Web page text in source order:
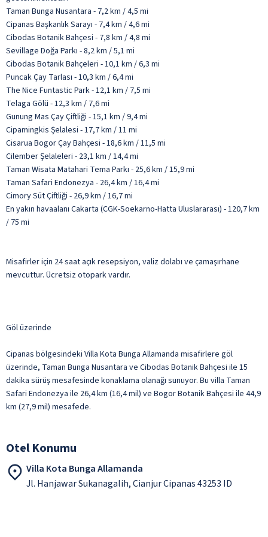
Taman Bunga Nusantara - 7,2 km / 4,5 mi
Cipanas Başkanlık Sarayı - 7,4 km / 4,6 mi
Cibodas Botanik Bahçesi - 7,8 km / 4,8 mi
Sevillage Doğa Parkı - 8,2 km / 5,1 mi
Cibodas Botanik Bahçeleri - 10,1 km / 6,3 mi
Puncak Çay Tarlası - 10,3 km / 6,4 mi
The Nice Funtastic Park - 12,1 km / 7,5 mi
Telaga Gölü - 12,3 km / 7,6 mi
Gunung Mas Çay Çiftliği - 15,1 km / 9,4 mi
Cipamingkis Şelalesi - 17,7 km / 11 mi
Cisarua Bogor Çay Bahçesi - 18,6 km / 11,5 mi
Cilember Şelaleleri - 23,1 km / 14,4 mi
Taman Wisata Matahari Tema Parkı - 25,6 km / 15,9 mi
Taman Safari Endonezya - 26,4 km / 16,4 mi
Cimory Süt Çiftliği - 26,9 km / 16,7 mi
En yakın havaalanı Cakarta (CGK-Soekarno-Hatta Uluslararası) - 120,7 km
/ 75 mi
Misafirler için 24 saat açık resepsiyon, valiz dolabı ve çamaşırhane
mevcuttur. Ücretsiz otopark vardır.
Göl üzerinde
Cipanas bölgesindeki Villa Kota Bunga Allamanda misafirlere göl
üzerinde, Taman Bunga Nusantara ve Cibodas Botanik Bahçesi ile 15
dakika sürüş mesafesinde konaklama olanağı sunuyor. Bu villa Taman
Safari Endonezya ile 26,4 km (16,4 mil) ve Bogor Botanik Bahçesi ile 44,9
km (27,9 mil) mesafede.
Otel Konumu
Villa Kota Bunga Allamanda
Jl. Hanjawar Sukanagalih, Cianjur Cipanas 43253 ID